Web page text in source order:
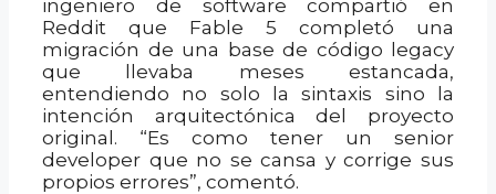
ingeniero de software compartió en
Reddit que Fable 5 completó una
migración de una base de código legacy
que llevaba meses estancada,
entendiendo no solo la sintaxis sino la
intención arquitectónica del proyecto
original. “Es como tener un senior
developer que no se cansa y corrige sus
propios errores”, comentó.